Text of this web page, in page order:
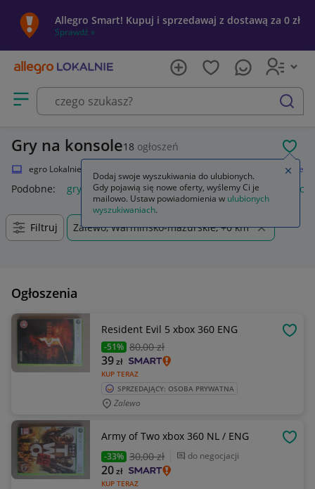
Allegro Smart! Kupuj i sprzedawaj z dostawą za 0 zł
Sprawdź »
Otwórz menu z kategoriami
szukaj
Gry na konsole18 ogłoszeń
Allegro Lokalnie Gry na konsole
Podobne: gry na konsole gry na konsolę ps5 gry na
Filtruj Zalewo, Warmińsko-mazurskie, +0 km
Ogłoszenia
Resident Evil 5 xbox 360 ENG
-51% 80,00 zł
KUP TERAZ
39zł
SPRZEDAJĄCY: OSOBA PRYWATNA
Zalewo
Army of Two xbox 360 NL / ENG
-33% 30,00 zł do negocjacji
KUP TERAZ
20zł
Dodaj swoje wyszukiwania do ulubionych.
Gdy pojawią się nowe oferty, wyślemy Ci je
mailowo. Ustaw powiadomienia w ulubionych
wyszukiwaniach.